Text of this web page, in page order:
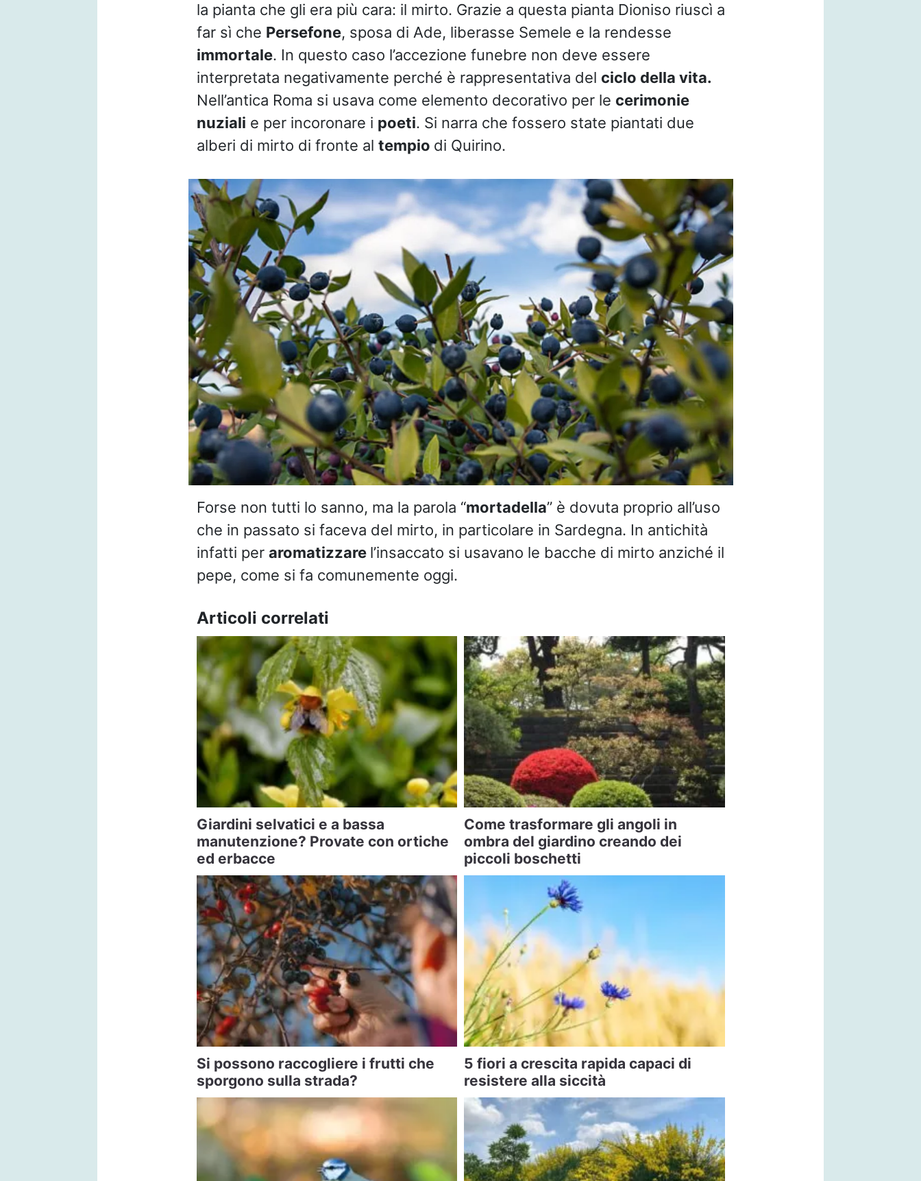
la pianta che gli era più cara: il mirto. Grazie a questa pianta Dioniso riuscì a
far sì che Persefone, sposa di Ade, liberasse Semele e la rendesse
immortale. In questo caso l’accezione funebre non deve essere
interpretata negativamente perché è rappresentativa del ciclo della vita.
Nell’antica Roma si usava come elemento decorativo per le cerimonie
nuziali e per incoronare i poeti. Si narra che fossero state piantati due
alberi di mirto di fronte al tempio di Quirino.
Forse non tutti lo sanno, ma la parola “mortadella” è dovuta proprio all’uso
che in passato si faceva del mirto, in particolare in Sardegna. In antichità
infatti per aromatizzare l’insaccato si usavano le bacche di mirto anziché il
pepe, come si fa comunemente oggi.
Articoli correlati
Giardini selvatici e a bassa
manutenzione? Provate con ortiche
ed erbacce
Come trasformare gli angoli in
ombra del giardino creando dei
piccoli boschetti
Si possono raccogliere i frutti che
sporgono sulla strada?
5 fiori a crescita rapida capaci di
resistere alla siccità